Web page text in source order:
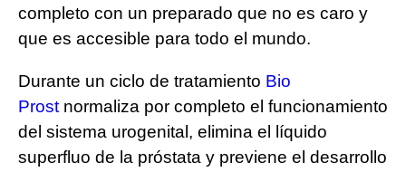
completo con un preparado que no es caro y
que es accesible para todo el mundo.
Durante un ciclo de tratamiento Bio
Prost normaliza por completo el funcionamiento
del sistema urogenital, elimina el líquido
superfluo de la próstata y previene el desarrollo